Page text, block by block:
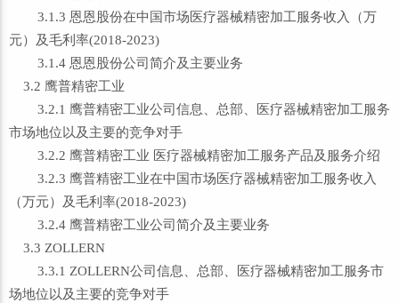
3.1.3 恩恩股份在中国市场医疗器械精密加工服务收入（万
元）及毛利率(2018-2023)
3.1.4 恩恩股份公司简介及主要业务
3.2 鹰普精密工业
3.2.1 鹰普精密工业公司信息、总部、医疗器械精密加工服务
市场地位以及主要的竞争对手
3.2.2 鹰普精密工业 医疗器械精密加工服务产品及服务介绍
3.2.3 鹰普精密工业在中国市场医疗器械精密加工服务收入
（万元）及毛利率(2018-2023)
3.2.4 鹰普精密工业公司简介及主要业务
3.3 ZOLLERN
3.3.1 ZOLLERN公司信息、总部、医疗器械精密加工服务市
场地位以及主要的竞争对手